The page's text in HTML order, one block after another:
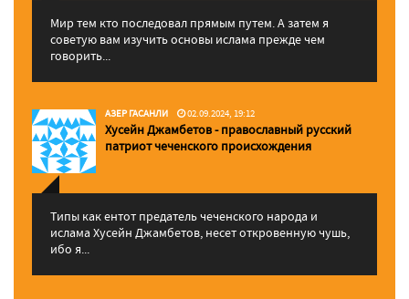
Мир тем кто последовал прямым путем. А затем я
советую вам изучить основы ислама прежде чем
говорить...
АЗЕР ГАСАНЛИ 02.09.2024, 19:12
Хусейн Джамбетов - православный русский
патриот чеченского происхождения
Типы как ентот предатель чеченского народа и
ислама Хусейн Джамбетов, несет откровенную чушь,
ибо я...